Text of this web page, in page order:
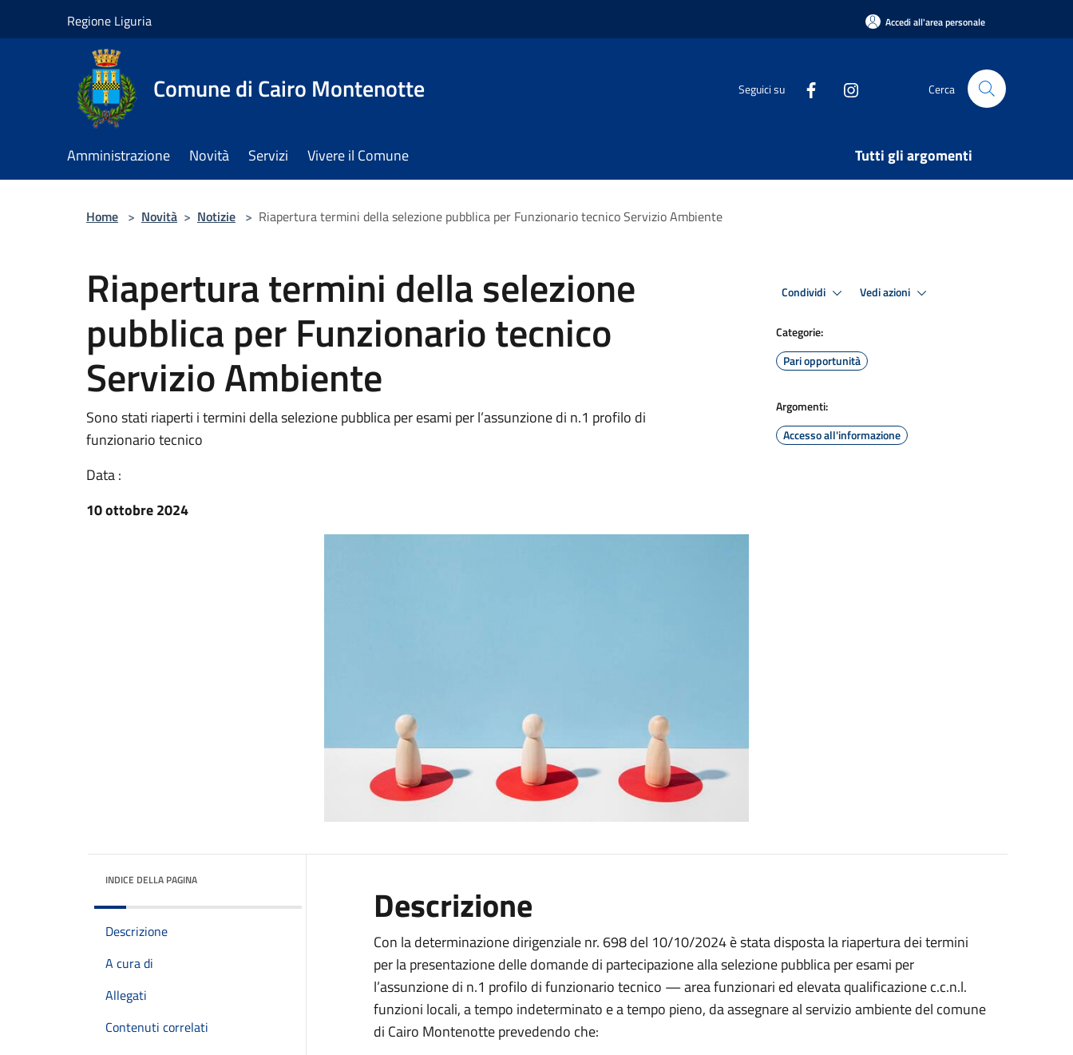
Regione Liguria Accedi all'area personale
Comune di Cairo Montenotte Seguici su Cerca
Amministrazione Novità Servizi Vivere il Comune Tutti gli argomenti
Home > Novità > Notizie > Riapertura termini della selezione pubblica per Funzionario tecnico Servizio Ambiente
Riapertura termini della selezione
pubblica per Funzionario tecnico
Servizio Ambiente
Sono stati riaperti i termini della selezione pubblica per esami per l’assunzione di n.1 profilo di
funzionario tecnico
Data :
10 ottobre 2024
Condividi Vedi azioni
Categorie:
Pari opportunità
Argomenti:
Accesso all'informazione
INDICE DELLA PAGINA
Descrizione
A cura di
Allegati
Contenuti correlati
Descrizione
Con la determinazione dirigenziale nr. 698 del 10/10/2024 è stata disposta la riapertura dei termini
per la presentazione delle domande di partecipazione alla selezione pubblica per esami per
l’assunzione di n.1 profilo di funzionario tecnico — area funzionari ed elevata qualificazione c.c.n.l.
funzioni locali, a tempo indeterminato e a tempo pieno, da assegnare al servizio ambiente del comune
di Cairo Montenotte prevedendo che: